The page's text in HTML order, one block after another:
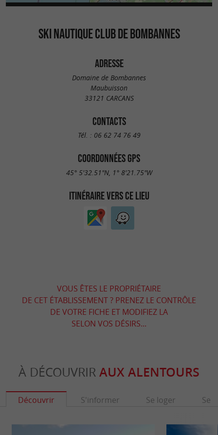
SKI NAUTIQUE CLUB DE BOMBANNES
ADRESSE
Domaine de Bombannes
Maubuisson
33121 CARCANS
CONTACTS
Tél. : 06 62 74 76 49
COORDONNÉES GPS
45° 5'32.51"N, 1° 8'21.75"W
ITINÉRAIRE VERS CE LIEU
VOUS ÊTES LE PROPRIÉTAIRE
DE CET ÉTABLISSEMENT ? PRENEZ LE CONTRÔLE
DE VOTRE FICHE ET MODIFIEZ LA
SELON VOS DÉSIRS...
À DÉCOUVRIR AUX ALENTOURS
Découvrir S'informer Se loger Se